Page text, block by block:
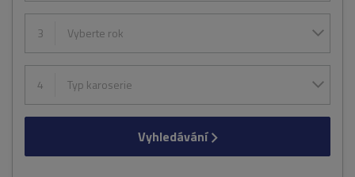
3 Vyberte rok
4 Typ karoserie
Vyhledávání